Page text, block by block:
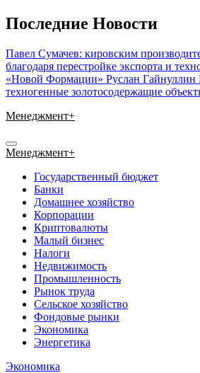
Перейти
к
Последние Новости
Павел Сумачев: кировским
благодаря перестройке экспорта и
«Новой Формации» Руслан Гайнуллин
техногенные золотосодержащие
Менеджмент+
Менеджмент+
Государственный бюджет
Банки
Домашнее хозяйство
Корпорации
Криптовалюты
Малый бизнес
Налоги
Недвижимость
Промышленность
Рынок труда
Сельское хозяйство
Фондовые рынки
Экономика
Энергетика
Экономика